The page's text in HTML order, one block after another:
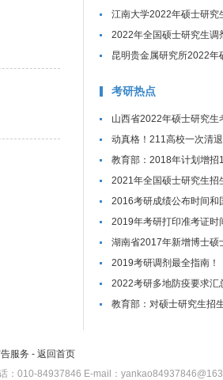
江南大学2022年硕士研究
2022年全国硕士研究生调
昆明贵金属研究所2022年
考研热点
山西省2022年硕士研究生
动真格！211高校一次清
人惊讶
教育部：2018年计划增
研究生
2021年全国硕士研究生招
2016考研成绩公布时间和
2019年考研打印准考证时
湖南省2017年新增博士硕
2019考研调剂最全指南！
2022考研多地防疫要求汇
明！
教育部：对硕士研究生招
服务 - 返回首页
：010-84937846 E-mail：